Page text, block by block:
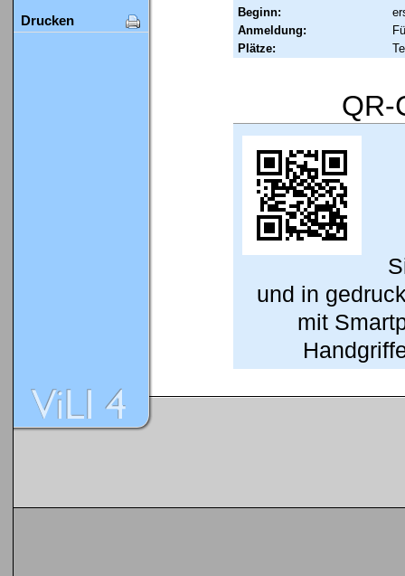
Drucken
Beginn:
Anmeldung:
Plätze:
QR-
und in
mit